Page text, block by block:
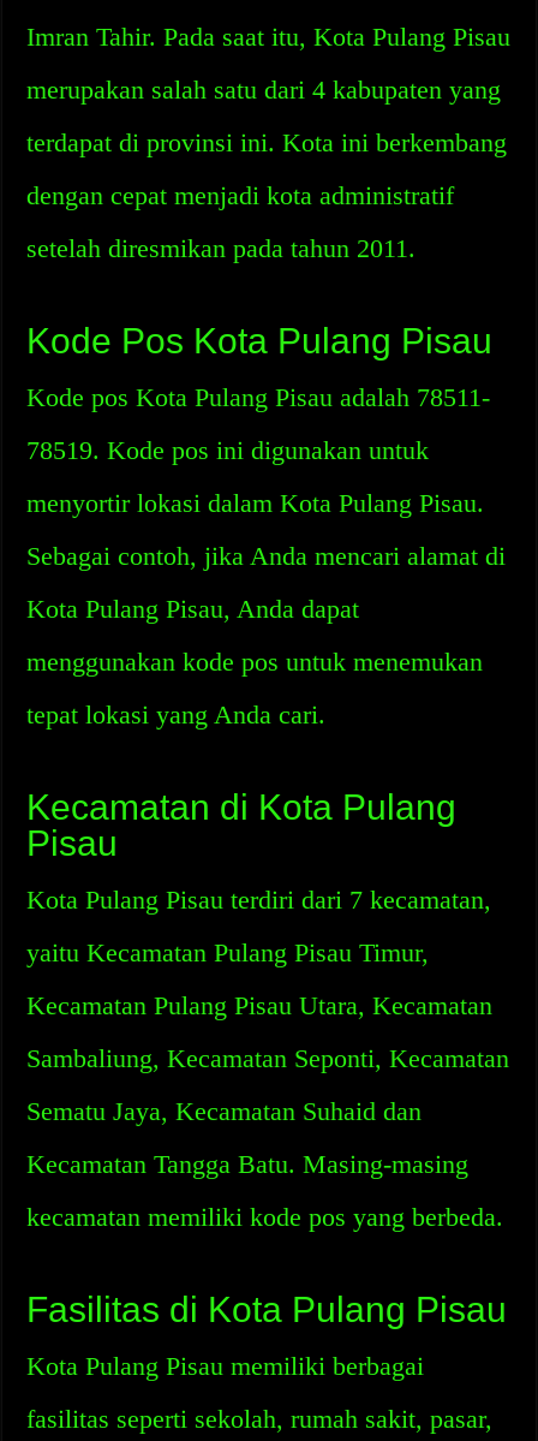
Imran Tahir. Pada saat itu, Kota Pulang Pisau
merupakan salah satu dari 4 kabupaten yang
terdapat di provinsi ini. Kota ini berkembang
dengan cepat menjadi kota administratif
setelah diresmikan pada tahun 2011.
Kode Pos Kota Pulang Pisau
Kode pos Kota Pulang Pisau adalah 78511-
78519. Kode pos ini digunakan untuk
menyortir lokasi dalam Kota Pulang Pisau.
Sebagai contoh, jika Anda mencari alamat di
Kota Pulang Pisau, Anda dapat
menggunakan kode pos untuk menemukan
tepat lokasi yang Anda cari.
Kecamatan di Kota Pulang
Pisau
Kota Pulang Pisau terdiri dari 7 kecamatan,
yaitu Kecamatan Pulang Pisau Timur,
Kecamatan Pulang Pisau Utara, Kecamatan
Sambaliung, Kecamatan Seponti, Kecamatan
Sematu Jaya, Kecamatan Suhaid dan
Kecamatan Tangga Batu. Masing-masing
kecamatan memiliki kode pos yang berbeda.
Fasilitas di Kota Pulang Pisau
Kota Pulang Pisau memiliki berbagai
fasilitas seperti sekolah, rumah sakit, pasar,